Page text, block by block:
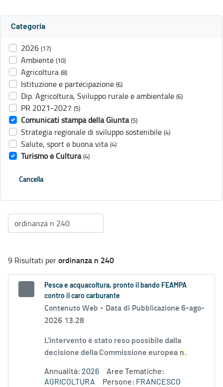
Categoria
2026 (17)
Ambiente (10)
Agricoltura (8)
Istituzione e partecipazione (6)
Dip. Agricoltura, Sviluppo rurale e ambientale (6)
PR 2021-2027 (5)
Comunicati stampa della Giunta (5)
Strategia regionale di sviluppo sostenibile (4)
Salute, sport e buona vita (4)
Turismo e Cultura (4)
Cancella
9 Risultati perordinanza n 240
Pesca e acquacoltura, pronto il bando FEAMPA
contro il caro carburante
Contenuto Web - Data di Pubblicazione 6-ago-
2026 13.28
L'intervento è stato reso possibile dalla
decisione della Commissione europea n.
Annualità: 2026
Aree Tematiche:
AGRICOLTURA
Persone: FRANCESCO